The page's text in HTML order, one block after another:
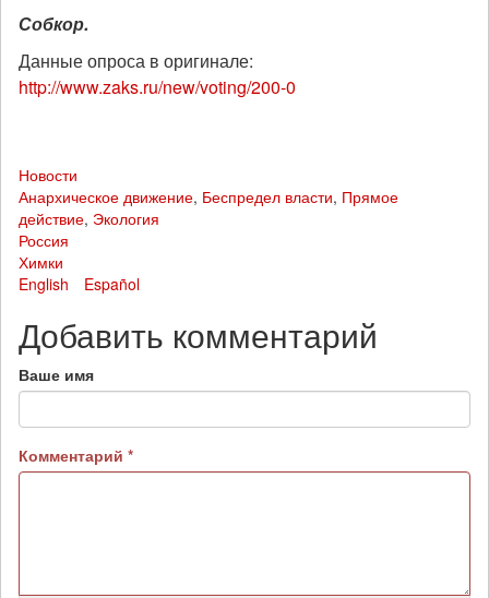
Собкор.
Данные опроса в оригинале:
http://www.zaks.ru/new/voting/200-0
Новости
Анархическое движение, Беспредел власти, Прямое
действие, Экология
Россия
Химки
English
Español
Добавить комментарий
Ваше имя
Комментарий *